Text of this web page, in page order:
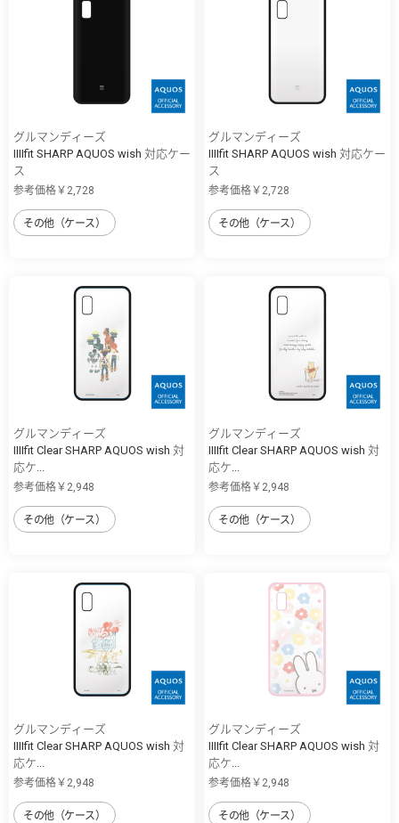
グルマンディーズ
IIIIfit SHARP AQUOS wish 対応ケー
ス
参考価格￥2,728
その他（ケース）
グルマンディーズ
IIIIfit SHARP AQUOS wish 対応ケー
ス
参考価格￥2,728
その他（ケース）
グルマンディーズ
IIIIfit Clear SHARP AQUOS wish 対
応ケ...
参考価格￥2,948
その他（ケース）
グルマンディーズ
IIIIfit Clear SHARP AQUOS wish 対
応ケ...
参考価格￥2,948
その他（ケース）
グルマンディーズ
IIIIfit Clear SHARP AQUOS wish 対
応ケ...
参考価格￥2,948
その他（ケース）
グルマンディーズ
IIIIfit Clear SHARP AQUOS wish 対
応ケ...
参考価格￥2,948
その他（ケース）